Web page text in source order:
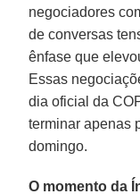
negociadores
de conversas
ênfase que
Essas
dia oficial da
terminar apenas
domingo.
O momento da